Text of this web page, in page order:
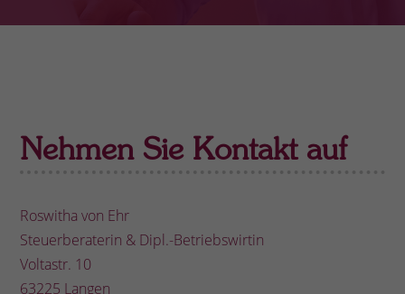
Nehmen Sie Kontakt auf
Roswitha von Ehr
Steuerberaterin & Dipl.-Betriebswirtin
Voltastr. 10
63225 Langen